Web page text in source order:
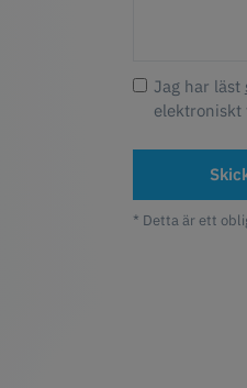
Jag har läst
elektroniskt
* Detta är ett